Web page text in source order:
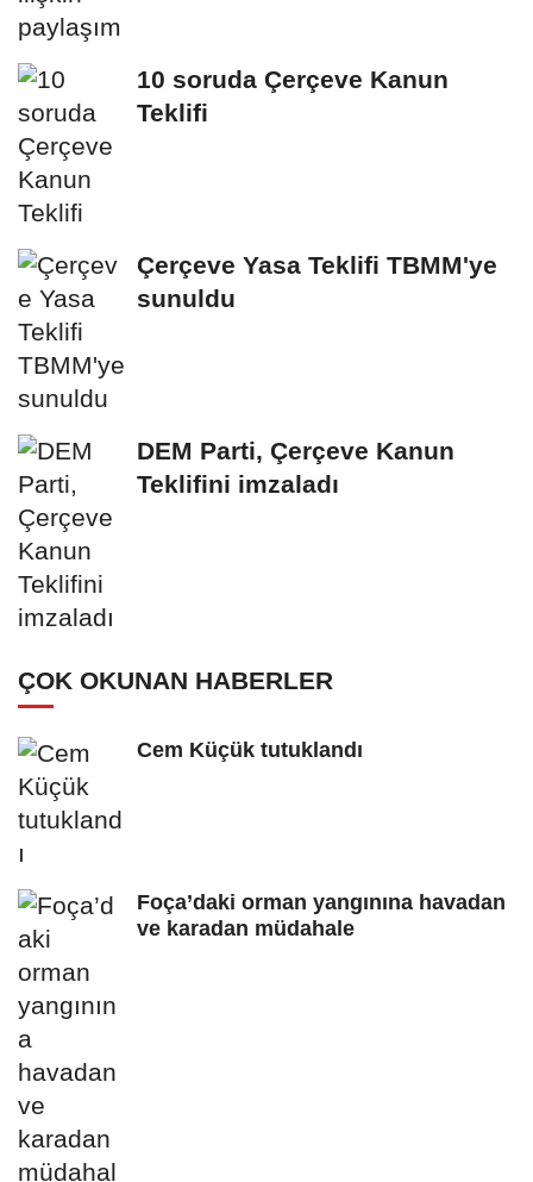
10 soruda Çerçeve Kanun
Teklifi
Çerçeve Yasa Teklifi TBMM'ye
sunuldu
DEM Parti, Çerçeve Kanun
Teklifini imzaladı
ÇOK OKUNAN HABERLER
Cem Küçük tutuklandı
Foça’daki orman yangınına havadan
ve karadan müdahale